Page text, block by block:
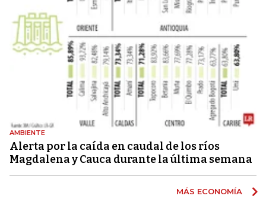
AMBIENTE
Alerta por la caída en caudal de los ríos
Magdalena y Cauca durante la última semana
MÁS ECONOMÍA